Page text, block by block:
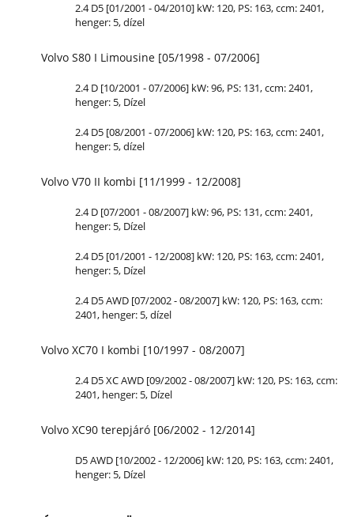
2.4 D5 [01/2001 - 04/2010] kW: 120, PS: 163, ccm: 2401,
henger: 5, dízel
Volvo S80 I Limousine [05/1998 - 07/2006]
2.4 D [10/2001 - 07/2006] kW: 96, PS: 131, ccm: 2401,
henger: 5, Dízel
2.4 D5 [08/2001 - 07/2006] kW: 120, PS: 163, ccm: 2401,
henger: 5, dízel
Volvo V70 II kombi [11/1999 - 12/2008]
2.4 D [07/2001 - 08/2007] kW: 96, PS: 131, ccm: 2401,
henger: 5, Dízel
2.4 D5 [01/2001 - 12/2008] kW: 120, PS: 163, ccm: 2401,
henger: 5, Dízel
2.4 D5 AWD [07/2002 - 08/2007] kW: 120, PS: 163, ccm:
2401, henger: 5, dízel
Volvo XC70 I kombi [10/1997 - 08/2007]
2.4 D5 XC AWD [09/2002 - 08/2007] kW: 120, PS: 163, ccm:
2401, henger: 5, Dízel
Volvo XC90 terepjáró [06/2002 - 12/2014]
D5 AWD [10/2002 - 12/2006] kW: 120, PS: 163, ccm: 2401,
henger: 5, Dízel